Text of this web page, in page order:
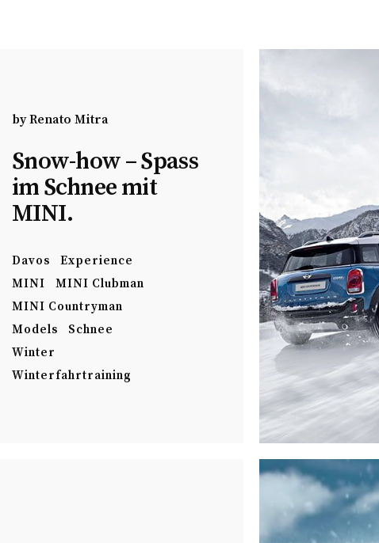
byRenato Mitra
Snow-how – Spass
im Schnee mit
MINI.
Davos
Experience
MINI
MINI Clubman
MINI Countryman
Models
Schnee
Winter
Winterfahrtraining